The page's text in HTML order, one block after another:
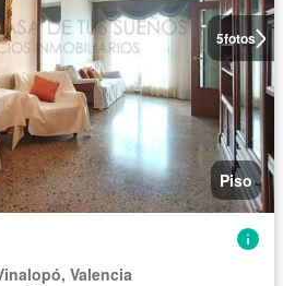
5fotos
Piso
Valencia